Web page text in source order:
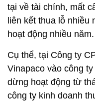
tại về tài chính, mất
liên kết thua lỗ nhiều
hoạt động nhiều năm.
Cụ thể, tại Công ty
Vinapaco vào công
dừng hoạt động từ
công ty kinh doanh